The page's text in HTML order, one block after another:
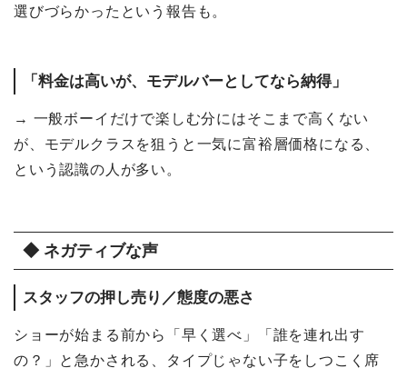
選びづらかったという報告も。
「料金は高いが、モデルバーとしてなら納得」
→ 一般ボーイだけで楽しむ分にはそこまで高くない
が、モデルクラスを狙うと一気に富裕層価格になる、
という認識の人が多い。
◆ ネガティブな声
スタッフの押し売り／態度の悪さ
ショーが始まる前から「早く選べ」「誰を連れ出す
の？」と急かされる、タイプじゃない子をしつこく席